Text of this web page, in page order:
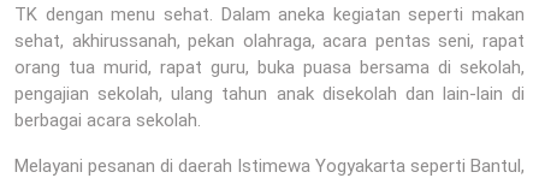
TK dengan menu sehat. Dalam aneka kegiatan seperti makan
sehat, akhirussanah, pekan olahraga, acara pentas seni, rapat
orang tua murid, rapat guru, buka puasa bersama di sekolah,
pengajian sekolah, ulang tahun anak disekolah dan lain-lain di
berbagai acara sekolah.
Melayani pesanan di daerah Istimewa Yogyakarta seperti Bantul,